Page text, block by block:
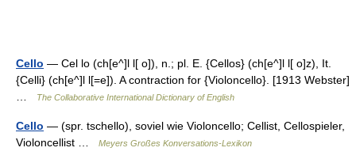
Cello — Cel lo (ch[e^]l l[ o]), n.; pl. E. {Cellos} (ch[e^]l l[ o]z), It.
{Celli} (ch[e^]l l[=e]). A contraction for {Violoncello}. [1913 Webster]
The Collaborative International Dictionary of English
Cello — (spr. tschello), soviel wie Violoncello; Cellist, Cellospieler,
Violoncellist …
Meyers Großes Konversations-Lexikon